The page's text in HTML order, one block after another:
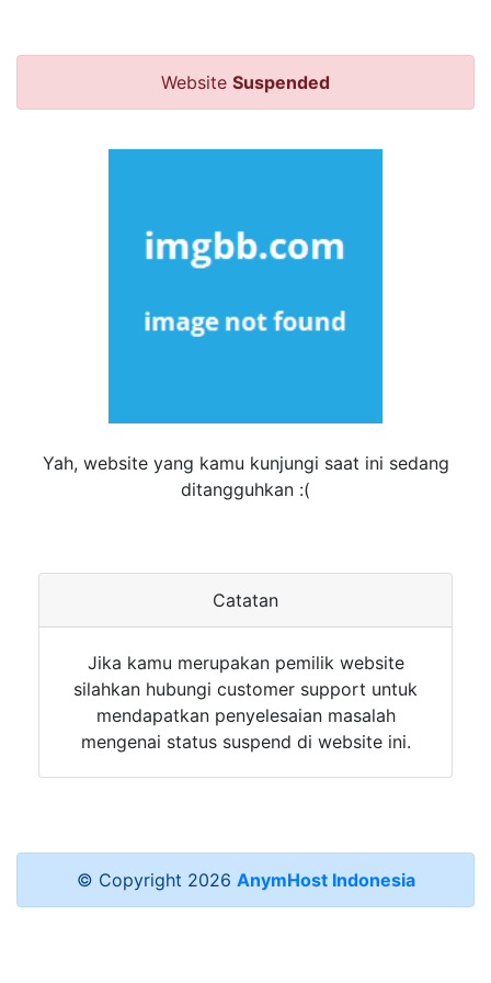
Website Suspended
Yah, website yang kamu kunjungi saat ini sedang
ditangguhkan :(
Catatan
Jika kamu merupakan pemilik website
silahkan hubungi customer support untuk
mendapatkan penyelesaian masalah
mengenai status suspend di website ini.
© Copyright 2026 AnymHost Indonesia